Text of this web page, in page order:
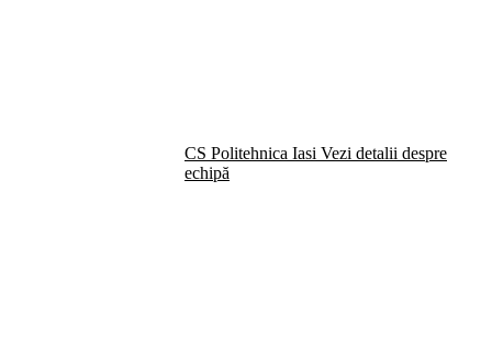
CS Politehnica Iasi Vezi detalii despre
echipă